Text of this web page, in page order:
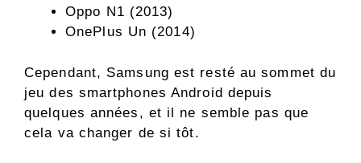
Oppo N1 (2013)
OnePlus Un (2014)
Cependant, Samsung est resté au sommet du
jeu des smartphones Android depuis
quelques années, et il ne semble pas que
cela va changer de si tôt.